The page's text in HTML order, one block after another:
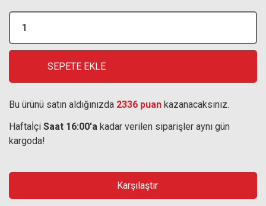
SEPETE EKLE
Bu ürünü satın aldığınızda 2336 puan kazanacaksınız.
Haftaİçi Saat 16:00'a kadar verilen siparişler aynı gün
kargoda!
Karşılaştır